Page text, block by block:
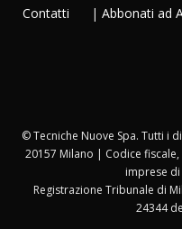
Contatti | Abbonati ad
© Tecniche Nuove Spa. Tutti i
20157 Milano | Codice
imprese di
Registrazione Tribunale di
24344